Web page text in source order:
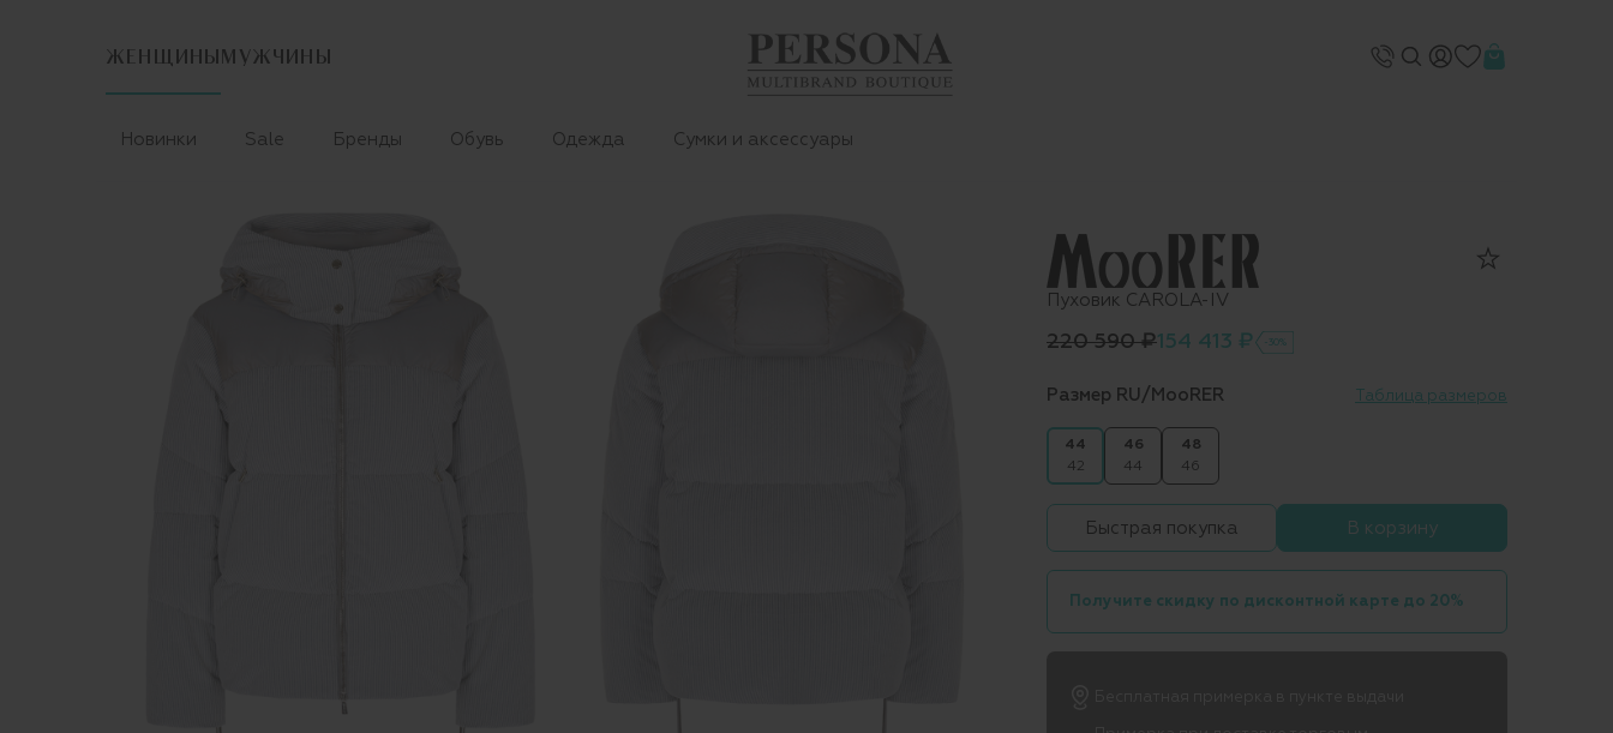
ЖЕНЩИНЫ МУЖЧИНЫ
Новинки Sale Бренды Обувь Одежда Сумки и аксессуары
Пуховик CAROLA-IV
220 590 ₽154 413 ₽ -30%
Размер RU/MooRER Таблица размеров
44
42
46
44
48
46
Быстрая покупка В корзину
Получите скидку по дисконтной карте до 20%